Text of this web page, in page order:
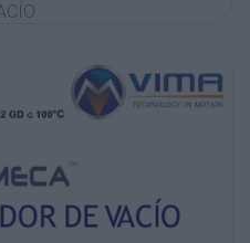
por vacío